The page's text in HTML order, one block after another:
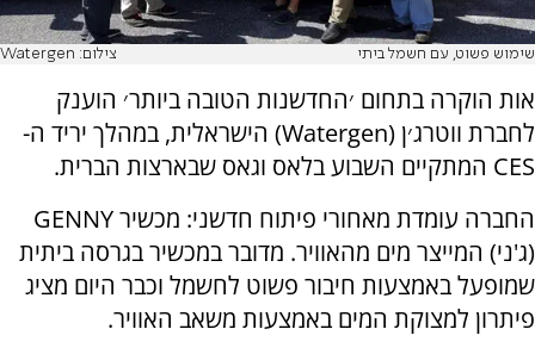
שימוש פשוט, עם חשמל ביתי צילום: Watergen
אות הוקרה בתחום ׳החדשנות הטובה ביותר׳ הוענק
לחברת ווטרג׳ן (Watergen) הישראלית, במהלך יריד ה-
CES המתקיים השבוע בלאס וגאס שבארצות הברית.
החברה עומדת מאחורי פיתוח חדשני: מכשיר GENNY
(ג'ני) המייצר מים מהאוויר. מדובר במכשיר בגרסה ביתית
שמופעל באמצעות חיבור פשוט לחשמל וכבר היום מציג
פיתרון למצוקת המים באמצעות משאב האוויר.